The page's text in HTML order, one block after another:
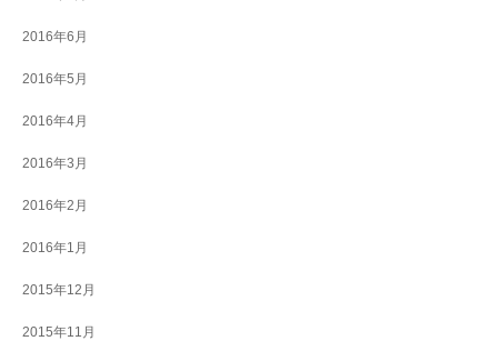
2016年6月
2016年5月
2016年4月
2016年3月
2016年2月
2016年1月
2015年12月
2015年11月